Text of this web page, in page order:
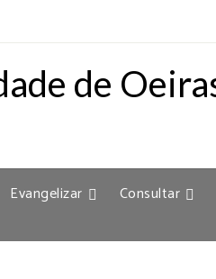
Evangelizar Consultar